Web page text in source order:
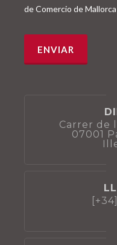
de Comercio de Mallorca
Carrer de
07001